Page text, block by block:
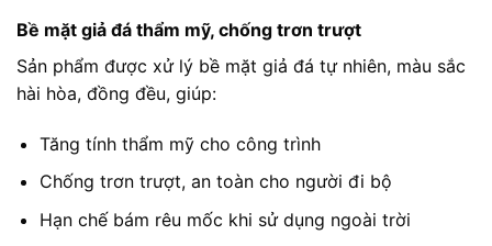
Bề mặt giả đá thẩm mỹ, chống trơn trượt
Sản phẩm được xử lý bề mặt giả đá tự nhiên, màu sắc
hài hòa, đồng đều, giúp:
Tăng tính thẩm mỹ cho công trình
Chống trơn trượt, an toàn cho người đi bộ
Hạn chế bám rêu mốc khi sử dụng ngoài trời